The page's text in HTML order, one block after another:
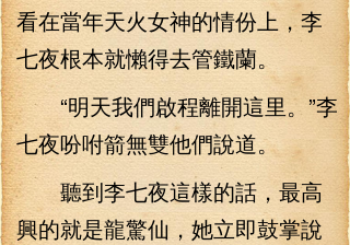
看在當年天火女神的情份上，李
七夜根本就懶得去管鐵蘭。
“明天我們啟程離開這里。”李
七夜吩咐箭無雙他們說道。
聽到李七夜這樣的話，最高
興的就是龍驚仙，她立即鼓掌說